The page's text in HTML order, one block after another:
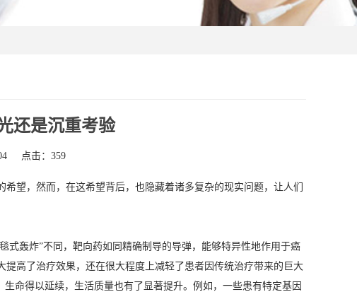
还是沉重考验
点击：359
望，然而，在这希望背后，也隐藏着诸多复杂的现实问题，让人们
式轰炸”不同，靶向药如同精确制导的导弹，能够特异性地作用于癌
高了治疗效果，还在很大程度上减轻了患者因传统治疗带来的巨大
命得以延续，生活质量也有了显著提升。例如，一些患有特定基因